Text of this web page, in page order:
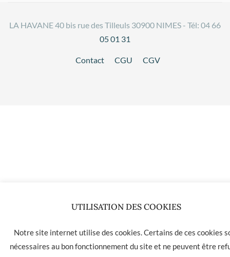
LA HAVANE 40 bis rue des Tilleuls 30900 NIMES - Tél: 04 66
05 01 31
Contact CGU CGV
UTILISATION DES COOKIES
Notre site internet utilise des cookies. Certains de ces cookies
nécessaires au bon fonctionnement du site et ne peuvent être